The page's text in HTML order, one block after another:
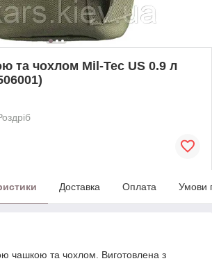
та чохлом Mil-Tec US 0.9 л
Доставка Оплата Умови
чашкою та чохлом. Виготовлена ​​з